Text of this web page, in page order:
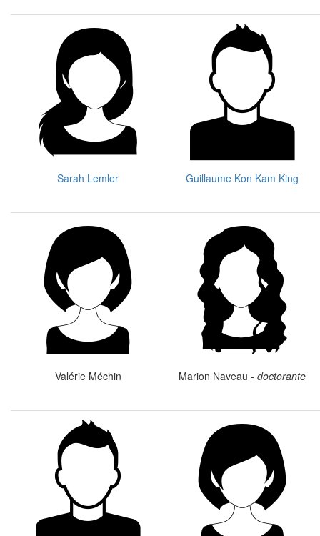
Sarah Lemler Guillaume Kon Kam King
Valérie Méchin Marion Naveau - doctorante